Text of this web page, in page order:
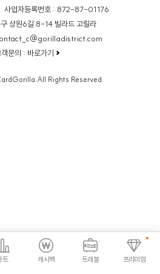
트 캐시백 트래블 프리미엄
사업자등록번호 : 872-87-01176
상원6길 8-14 빌라드 고릴라
문의 : 바로가기
All Rights Reserved.